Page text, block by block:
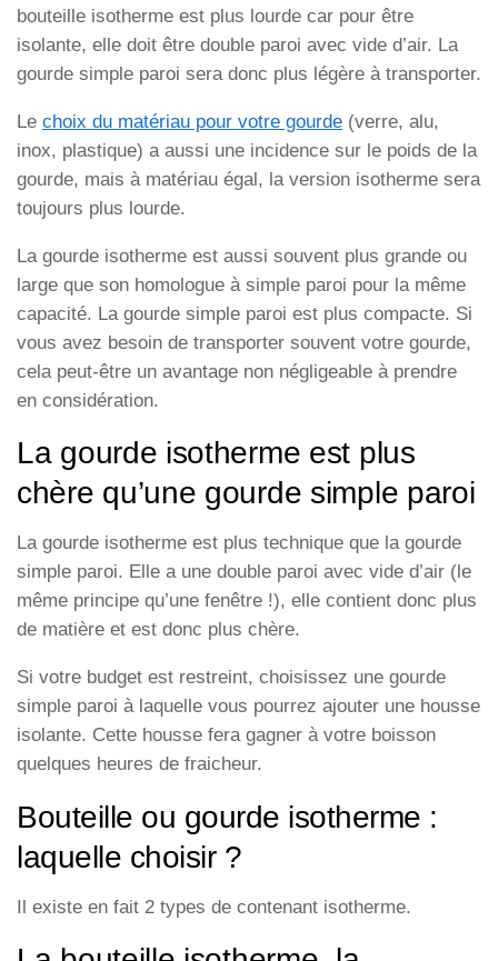
bouteille isotherme est plus lourde car pour être
isolante, elle doit être double paroi avec vide d’air. La
gourde simple paroi sera donc plus légère à transporter.
Le choix du matériau pour votre gourde (verre, alu,
inox, plastique) a aussi une incidence sur le poids de la
gourde, mais à matériau égal, la version isotherme sera
toujours plus lourde.
La gourde isotherme est aussi souvent plus grande ou
large que son homologue à simple paroi pour la même
capacité. La gourde simple paroi est plus compacte. Si
vous avez besoin de transporter souvent votre gourde,
cela peut-être un avantage non négligeable à prendre
en considération.
La gourde isotherme est plus
chère qu’une gourde simple paroi
La gourde isotherme est plus technique que la gourde
simple paroi. Elle a une double paroi avec vide d’air (le
même principe qu’une fenêtre !), elle contient donc plus
de matière et est donc plus chère.
Si votre budget est restreint, choisissez une gourde
simple paroi à laquelle vous pourrez ajouter une housse
isolante. Cette housse fera gagner à votre boisson
quelques heures de fraicheur.
Bouteille ou gourde isotherme :
laquelle choisir ?
Il existe en fait 2 types de contenant isotherme.